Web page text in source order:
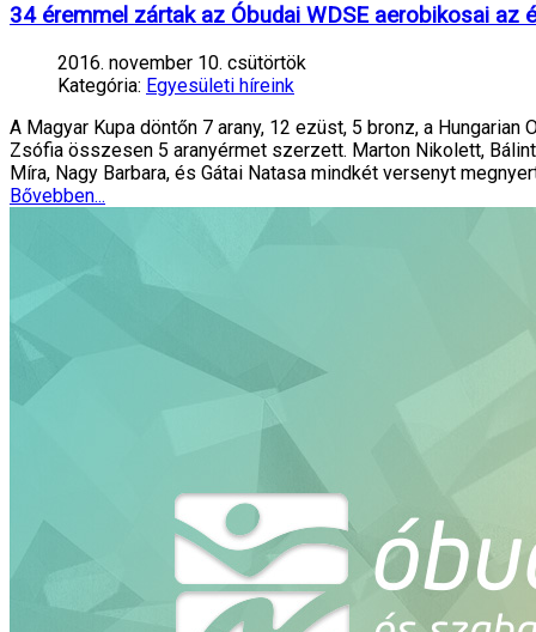
34 éremmel zártak az Óbudai WDSE aerobikosai az
2016. november 10. csütörtök
Kategória: Egyesületi híreink
A Magyar Kupa döntőn 7 arany, 12 ezüst, 5 bronz, a
Zsófia összesen 5 aranyérmet szerzett. Marton Nikolett,
Míra, Nagy Barbara, és Gátai Natasa mindkét versenyt
Bővebben...